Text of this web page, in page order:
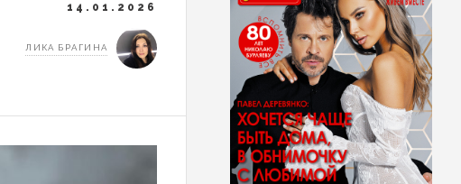
14.01.2026
ЛИКА БРАГИНА